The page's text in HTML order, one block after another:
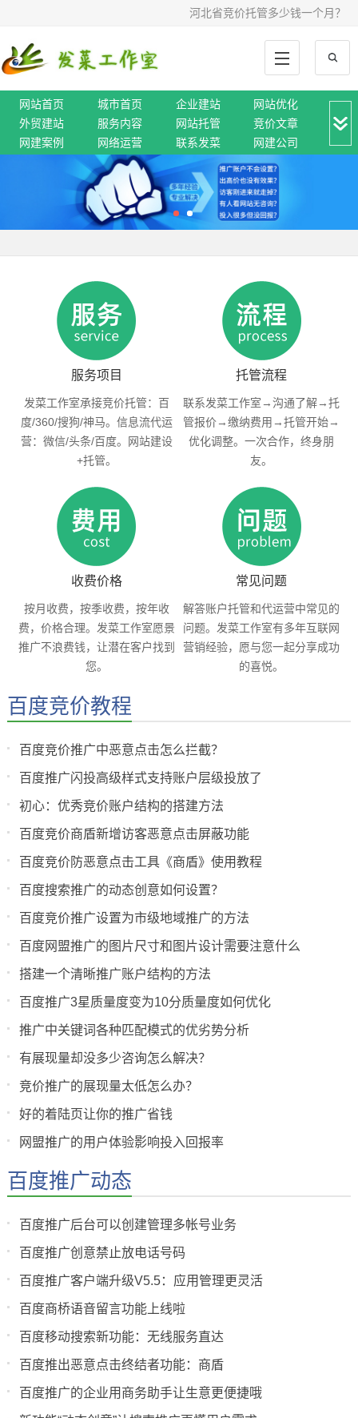
河北省竞价托管多少钱一个月？
网站首页 城市首页 企业建站
网站优化
外贸建站
服务内容 网站托管
竞价文章
网建案例
网络运营 联系发菜 网建公司
服务项目
发菜工作室承接竞价托管：百
度/360/搜狗/神马。信息流代运
营：微信/头条/百度。网站建设
+托管。
托管流程
联系发菜工作室→沟通了解→托
管报价→缴纳费用→托管开始→
优化调整。一次合作，终身朋
友。
收费价格
按月收费，按季收费，按年收
费，价格合理。发菜工作室愿景
推广不浪费钱，让潜在客户找到
您。
常见问题
解答账户托管和代运营中常见的
问题。发菜工作室有多年互联网
营销经验，愿与您一起分享成功
的喜悦。
百度竞价教程
百度竞价推广中恶意点击怎么拦截？
百度推广闪投高级样式支持账户层级投放了
初心：优秀竞价账户结构的搭建方法
百度竞价商盾新增访客恶意点击屏蔽功能
百度竞价防恶意点击工具《商盾》使用教程
百度搜索推广的动态创意如何设置？
百度竞价推广设置为市级地域推广的方法
百度网盟推广的图片尺寸和图片设计需要注意什么
搭建一个清晰推广账户结构的方法
百度推广3星质量度变为10分质量度如何优化
推广中关键词各种匹配模式的优劣势分析
有展现量却没多少咨询怎么解决？
竞价推广的展现量太低怎么办？
好的着陆页让你的推广省钱
网盟推广的用户体验影响投入回报率
百度推广动态
百度推广后台可以创建管理多帐号业务
百度推广创意禁止放电话号码
百度推广客户端升级V5.5：应用管理更灵活
百度商桥语音留言功能上线啦
百度移动搜索新功能：无线服务直达
百度推出恶意点击终结者功能：商盾
百度推广的企业用商务助手让生意更便捷哦